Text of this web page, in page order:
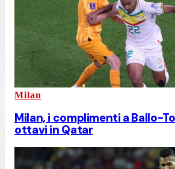
Milan
Milan, i complimenti a Ballo-
ottavi in Qatar